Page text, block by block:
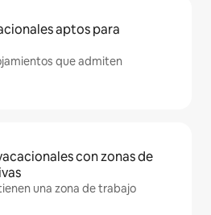
aptos para
que admiten
con zonas de
una zona de trabajo